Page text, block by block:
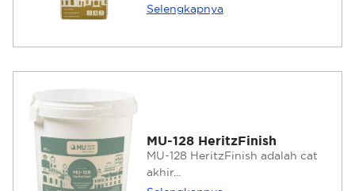
Selengkapnya
MU-128 HeritzFinish
MU-128 HeritzFinish adalah cat
akhir...